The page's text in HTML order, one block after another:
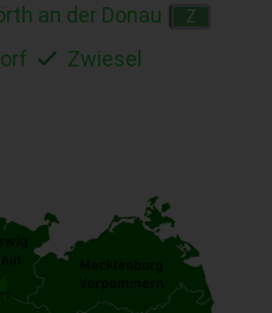
an der Donau Z
Zwiesel